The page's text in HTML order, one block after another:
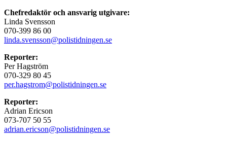
Chefredaktör och ansvarig utgivare:
Linda Svensson
070-399 86 00
linda.svensson@polistidningen.se
Reporter:
Per Hagström
070-329 80 45
per.hagstrom@polistidningen.se
Reporter:
Adrian Ericson
073-707 50 55
adrian.ericson@polistidningen.se